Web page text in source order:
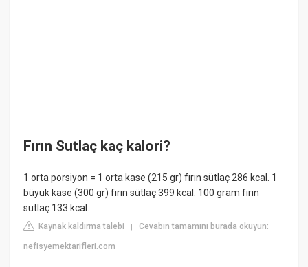
Fırın Sutlaç kaç kalori?
1 orta porsiyon = 1 orta kase (215 gr) fırın sütlaç 286 kcal. 1
büyük kase (300 gr) fırın sütlaç 399 kcal. 100 gram fırın
sütlaç 133 kcal.
Kaynak kaldırma talebi |Cevabın tamamını burada okuyun:
nefisyemektarifleri.com